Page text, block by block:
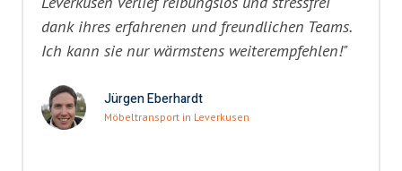
dank ihres erfahrenen und freundlichen Teams.
Ich kann sie nur wärmstens weiterempfehlen!"
Jürgen Eberhardt
Möbeltransport in Leverkusen